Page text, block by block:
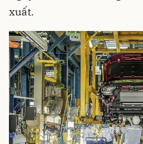
xuất.